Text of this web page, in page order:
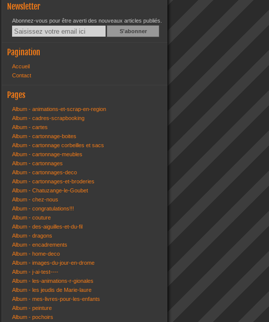
Newsletter
Abonnez-vous pour être averti des nouveaux articles publiés.
Email
Pagination
Accueil
Contact
Pages
Album - animations-et-scrap-en-region
Album - cadres-scrapbooking
Album - cartes
Album - cartonnage-boites
Album - cartonnage corbeilles et sacs
Album - cartonnage-meubles
Album - cartonnages
Album - cartonnages-deco
Album - cartonnages-et-broderies
Album - Chatuzange-le-Goubet
Album - chez-nous
Album - congratulations!!!
Album - couture
Album - des-aiguilles-et-du-fil
Album - dragons
Album - encadrements
Album - home-deco
Album - images-du-jour-en-drome
Album - j-ai-test----
Album - les-animations-r-gionales
Album - les jeudis de Marie-laure
Album - mes-livres-pour-les-enfants
Album - peinture
Album - pochoirs